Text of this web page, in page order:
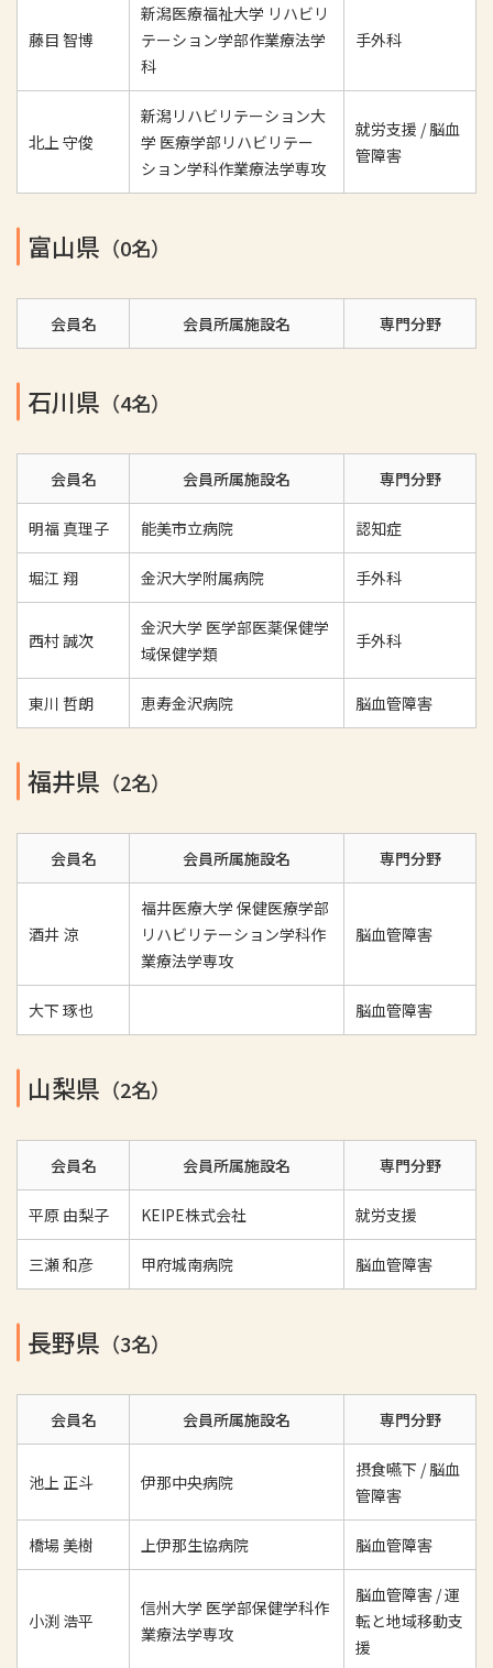
藤目 智博
新潟医療福祉大学 リハビリ
テーション学部作業療法学
科
手外科
北上 守俊
新潟リハビリテーション大
学 医療学部リハビリテー
ション学科作業療法学専攻
就労支援 / 脳血
管障害
富山県 （0名）
会員名 会員所属施設名 専門分野
石川県 （4名）
会員名 会員所属施設名 専門分野
明福 真理子 能美市立病院 認知症
堀江 翔 金沢大学附属病院 手外科
西村 誠次
金沢大学 医学部医薬保健学
域保健学類
手外科
東川 哲朗 恵寿金沢病院 脳血管障害
福井県 （2名）
会員名 会員所属施設名 専門分野
酒井 涼
福井医療大学 保健医療学部
リハビリテーション学科作
業療法学専攻
脳血管障害
大下 琢也 脳血管障害
山梨県 （2名）
会員名 会員所属施設名 専門分野
平原 由梨子 KEIPE株式会社 就労支援
三瀬 和彦 甲府城南病院 脳血管障害
長野県 （3名）
会員名 会員所属施設名 専門分野
池上 正斗 伊那中央病院
摂食嚥下 / 脳血
管障害
橋場 美樹 上伊那生協病院 脳血管障害
小渕 浩平
信州大学 医学部保健学科作
業療法学専攻
脳血管障害 / 運
転と地域移動支
援